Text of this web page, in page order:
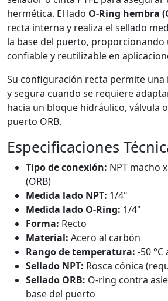
hermética. El lado O-Ring hembra
recta interna y realiza el sellado
la base del puerto, proporcionando
confiable y reutilizable en
Su configuración recta permite una
y segura cuando se requiere
hacia un bloque hidráulico, válvula
puerto ORB.
Especificaciones
Tipo de conexión: NPT macho
(ORB)
Medida lado NPT: 1/4"
Medida lado O-Ring: 1/4"
Forma: Recto
Material: Acero al carbón
Rango de temperatura: -50 °C
Sellado NPT: Rosca cónica
Sellado ORB: O-ring contra
base del puerto